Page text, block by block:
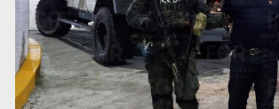
Fiscalía exhuma 126 cuerpos de 32 fosas